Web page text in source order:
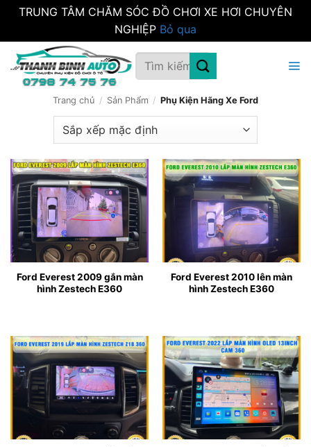
TRUNG TÂM CHĂM SÓC ĐỒ CHƠI XE HƠI CHUYÊN
NGHIỆP Bỏ qua
qua
Tìm
kiếm:
Trang chủ / Sản Phẩm / Phụ Kiện Hãng Xe Ford
Ford Everest 2009 gắn màn
hình Zestech E360
Ford Everest 2010 lên màn
hình Zestech E360